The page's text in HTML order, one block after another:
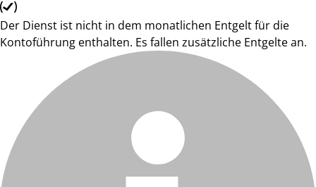
Der Dienst ist nicht in dem monatlichen Entgelt für die
Kontoführung enthalten. Es fallen zusätzliche Entgelte an.